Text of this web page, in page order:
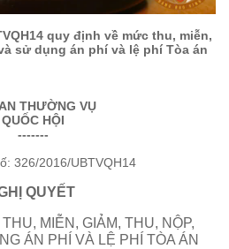
quy định về mức thu, miễn,
sử dụng án phí và lệ phí Tòa án
THƯỜNG VỤ
QUỐC HỘI
-------
326/2016/UBTVQH14
QUYẾT
MIỄN, GIẢM, THU, NỘP,
ÁN PHÍ VÀ LỆ PHÍ TÒA ÁN